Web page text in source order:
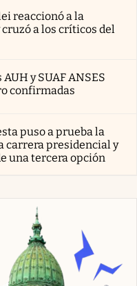
reaccionó a la
a los críticos del
y SUAF ANSES
confirmadas
puso a prueba la
carrera presidencial y
una tercera opción